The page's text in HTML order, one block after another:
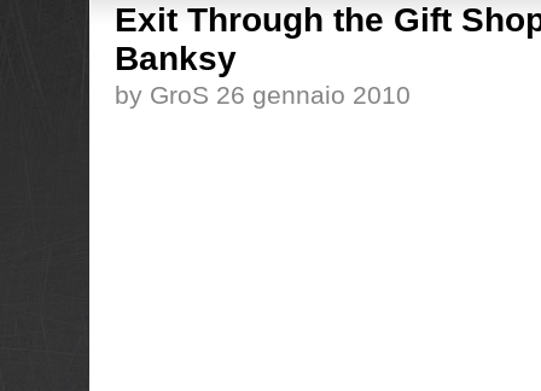
Exit Through the Gift
Banksy
by GroS 26 gennaio 2010